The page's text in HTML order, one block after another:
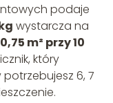
podaje
wystarcza na
0,75 m² przy 10
który
6, 7